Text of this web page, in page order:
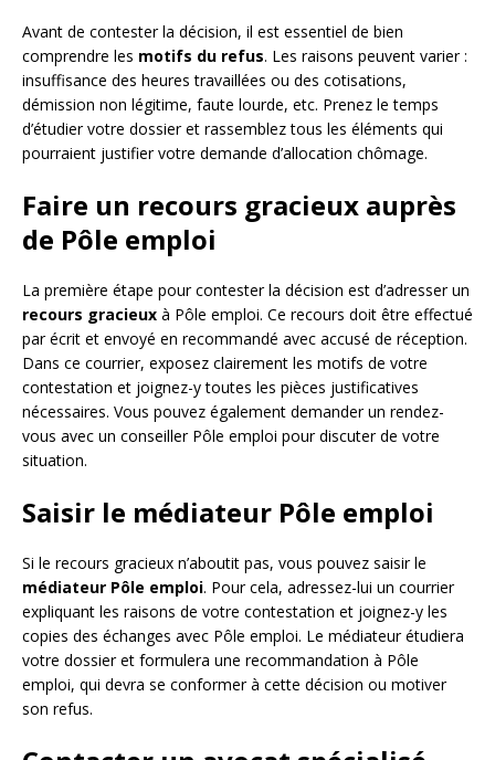
Avant de contester la décision, il est essentiel de bien
comprendre les motifs du refus. Les raisons peuvent varier :
insuffisance des heures travaillées ou des cotisations,
démission non légitime, faute lourde, etc. Prenez le temps
d’étudier votre dossier et rassemblez tous les éléments qui
pourraient justifier votre demande d’allocation chômage.
Faire un recours gracieux auprès
de Pôle emploi
La première étape pour contester la décision est d’adresser un
recours gracieux à Pôle emploi. Ce recours doit être effectué
par écrit et envoyé en recommandé avec accusé de réception.
Dans ce courrier, exposez clairement les motifs de votre
contestation et joignez-y toutes les pièces justificatives
nécessaires. Vous pouvez également demander un rendez-
vous avec un conseiller Pôle emploi pour discuter de votre
situation.
Saisir le médiateur Pôle emploi
Si le recours gracieux n’aboutit pas, vous pouvez saisir le
médiateur Pôle emploi. Pour cela, adressez-lui un courrier
expliquant les raisons de votre contestation et joignez-y les
copies des échanges avec Pôle emploi. Le médiateur étudiera
votre dossier et formulera une recommandation à Pôle
emploi, qui devra se conformer à cette décision ou motiver
son refus.